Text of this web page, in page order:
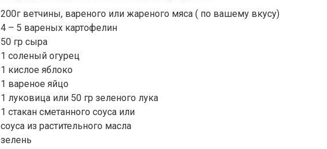
200г ветчины, вареного или жареного мяса ( по вашему вкусу)
4 – 5 вареных картофелин
50 гр сыра
1 соленый огурец
1 кислое яблоко
1 вареное яйцо
1 луковица или 50 гр зеленого лука
1 стакан сметанного соуса или
соуса из растительного масла
зелень